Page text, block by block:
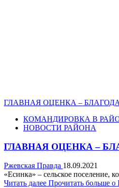
ГЛАВНАЯ ОЦЕНКА ­–
КОМАНДИРОВКА В
НОВОСТИ РАЙОНА
ГЛАВНАЯ ОЦЕНКА ­–
Ржевская Правда 18.09.2021
«Есинка» – сельское поселение,
Читать далее Прочитать